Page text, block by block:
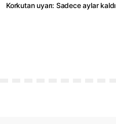
Korkutan uyarı: Sadece aylar kaldı